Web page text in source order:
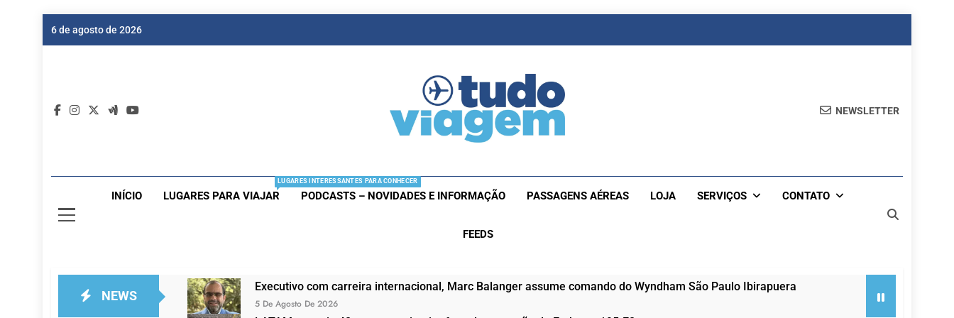
6 de agosto de 2026
NEWSLETTER
INÍCIO LUGARES PARA VIAJAR
LUGARES INTERESSANTES PARA CONHECER
PODCASTS – NOVIDADES E INFORMAÇÃO PASSAGENS AÉREAS LOJA SERVIÇOS CONTATO
FEEDS
NEWS
Executivo com carreira internacional, Marc Balanger assume comando do Wyndham São Paulo Ibirapuera
5 De Agosto De 2026